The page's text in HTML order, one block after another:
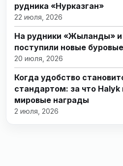
рудника «Нурказган»
22 июля, 2026
На рудники «Жыланды» и
поступили новые
20 июля, 2026
Когда удобство
стандартом: за что Halyk
мировые награды
2 июля, 2026